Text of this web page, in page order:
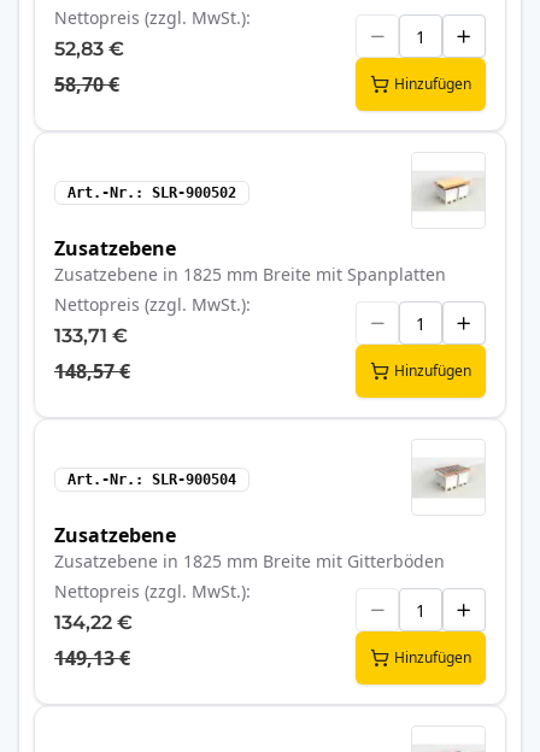
Nettopreis (zzgl. MwSt.)
52,83 €
58,70 € Hinzufügen
Art.-Nr. SLR-900502
Zusatzebene
Zusatzebene in 1825 mm Breite mit Spanplatten
Nettopreis (zzgl. MwSt.)
133,71 €
148,57 € Hinzufügen
Art.-Nr. SLR-900504
Zusatzebene
Zusatzebene in 1825 mm Breite mit Gitterböden
Nettopreis (zzgl. MwSt.)
134,22 €
149,13 € Hinzufügen